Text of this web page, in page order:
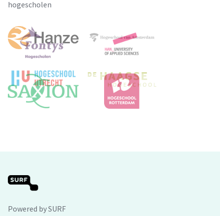
hogescholen
Powered by SURF